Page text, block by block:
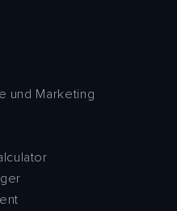
und Marketing